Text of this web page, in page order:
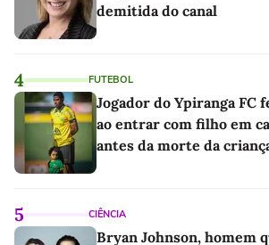
demitida do canal
4 FUTEBOL
Jogador do Ypiranga FC
ao entrar com filho em
antes da morte da
5 CIÊNCIA
Bryan Johnson, homem